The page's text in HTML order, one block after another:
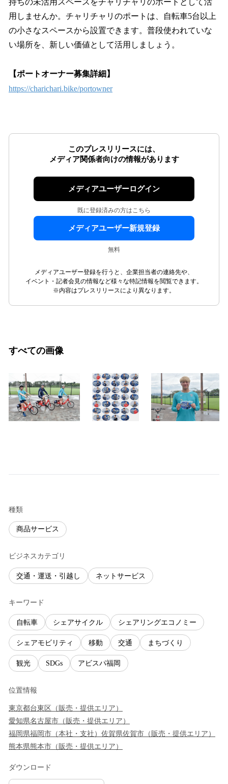
持ちの未活用スペースをチャリチャリのポートとして活
用しませんか。チャリチャリのポートは、自転車5台以上
の小さなスペースから設置できます。普段使われていな
い場所を、新しい価値として活用しましょう。
【ポートオーナー募集詳細】
https://charichari.bike/portowner
このプレスリリースには、
メディア関係者向けの情報があります
メディアユーザーログイン
既に登録済みの方はこちら
メディアユーザー新規登録
無料
メディアユーザー登録を行うと、企業担当者の連絡先や、
イベント・記者会見の情報など様々な特記情報を閲覧できます。
※内容はプレスリリースにより異なります。
すべての画像
種類
商品サービス
ビジネスカテゴリ
交通・運送・引越し ネットサービス
キーワード
自転車 シェアサイクル シェアリングエコノミー
シェアモビリティ 移動 交通 まちづくり
観光 SDGs アビスパ福岡
位置情報
東京都台東区 （ 販売・提供エリア ）
愛知県名古屋市 （ 販売・提供エリア ）
福岡県福岡市 （本社・支社 ） 佐賀県佐賀市 （ 販売・提供エリア ）
熊本県熊本市 （ 販売・提供エリア ）
ダウンロード